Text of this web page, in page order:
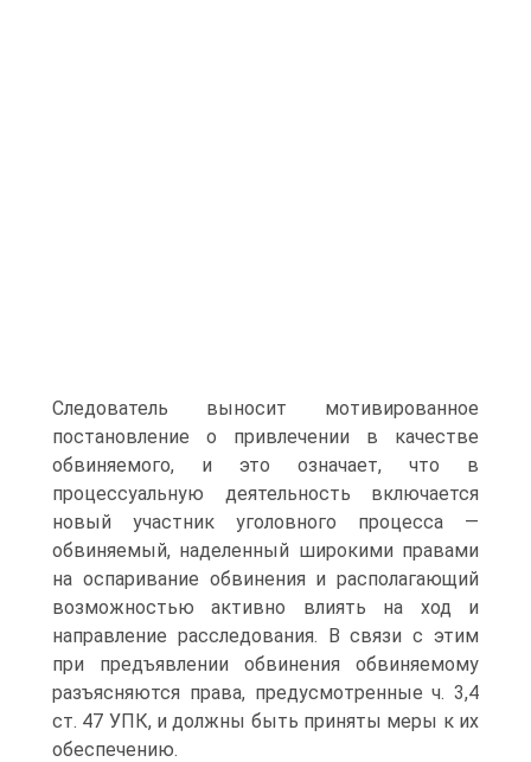
Следователь выносит мотивированное
постановление о привлечении в качестве
обвиняемого, и это означает, что в
процессуальную деятельность включается
новый участник уголовного процесса —
обвиняемый, наделенный широкими правами
на оспаривание обвинения и располагающий
возможностью активно влиять на ход и
направление расследования. В связи с этим
при предъявлении обвинения обвиняемому
разъясняются права, предусмотренные ч. 3,4
ст. 47 УПК, и должны быть приняты меры к их
обеспечению.